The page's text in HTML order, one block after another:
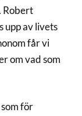
Robert
upp av livets
får vi
om vad som
för